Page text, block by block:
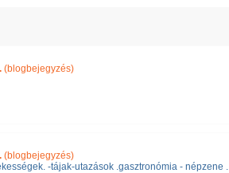
(blogbejegyzés)
(blogbejegyzés)
-tájak-utazások .gasztronómia - népzene .